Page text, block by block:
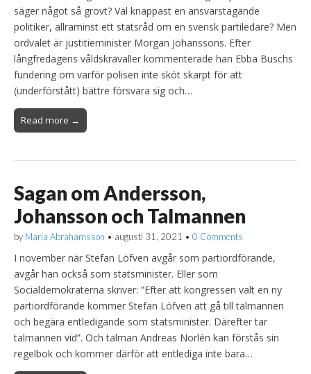
säger något så grovt? Väl knappast en ansvarstagande
politiker, allraminst ett statsråd om en svensk partiledare? Men
ordvalet är justitieminister Morgan Johanssons. Efter
långfredagens våldskravaller kommenterade han Ebba Buschs
fundering om varför polisen inte sköt skarpt för att
(underförstått) bättre försvara sig och…
Read more →
Sagan om Andersson,
Johansson och Talmannen
by Maria Abrahamsson • augusti 31, 2021 • 0 Comments
I november när Stefan Löfven avgår som partiordförande,
avgår han också som statsminister. Eller som
Socialdemokraterna skriver: ”Efter att kongressen valt en ny
partiordförande kommer Stefan Löfven att gå till talmannen
och begära entledigande som statsminister. Därefter tar
talmannen vid”. Och talman Andreas Norlén kan förstås sin
regelbok och kommer därför att entlediga inte bara…